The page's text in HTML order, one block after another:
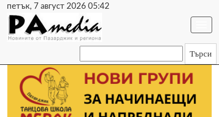
петък, 7 август 2026 05:42